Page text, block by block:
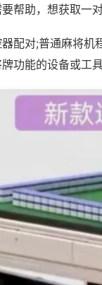
帮助，想获取一
配对;普通麻将
功能的设备或工具